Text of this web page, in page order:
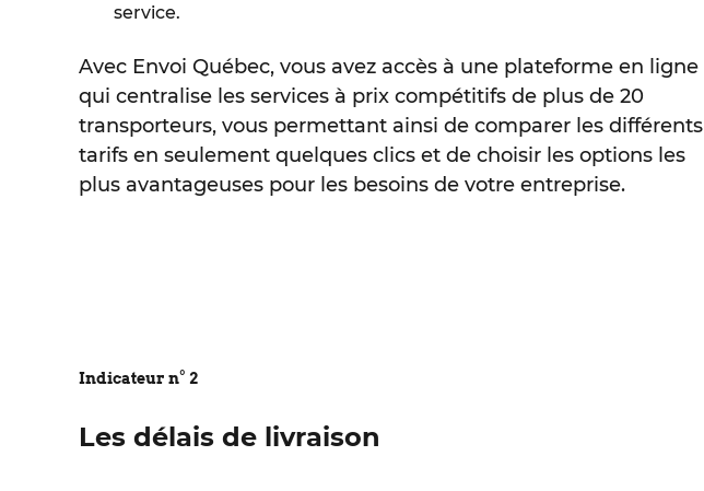
service.
Avec Envoi Québec, vous avez accès à une plateforme en ligne
qui centralise les services à prix compétitifs de plus de 20
transporteurs, vous permettant ainsi de comparer les différents
tarifs en seulement quelques clics et de choisir les options les
plus avantageuses pour les besoins de votre entreprise.
Indicateur n° 2
Les délais de livraison